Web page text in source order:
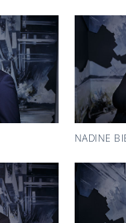
NADINE